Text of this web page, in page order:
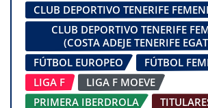
CLUB DEPORTIVO TENERIFE
CLUB DEPORTIVO TENERIFE
(COSTA ADEJE TENERIFE
FÚTBOL EUROPEO
FÚTBOL
LIGA F
LIGA F MOEVE
PRIMERA IBERDROLA